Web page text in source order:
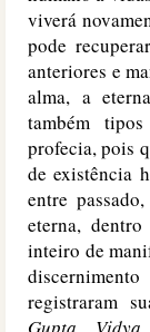
viverá
pode
anteriores e
alma, a
também
profecia, pois
de existência
entre
eterna,
inteiro de
registraram